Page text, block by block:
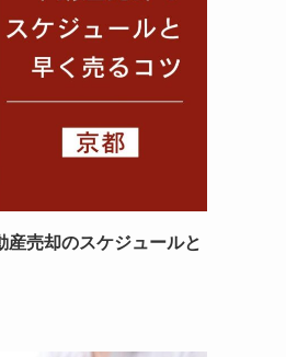
売却のスケジュールと